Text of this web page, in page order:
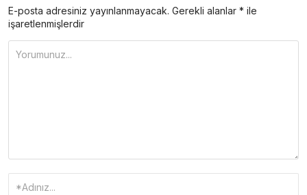
E-posta adresiniz yayınlanmayacak. Gerekli alanlar * ile
işaretlenmişlerdir